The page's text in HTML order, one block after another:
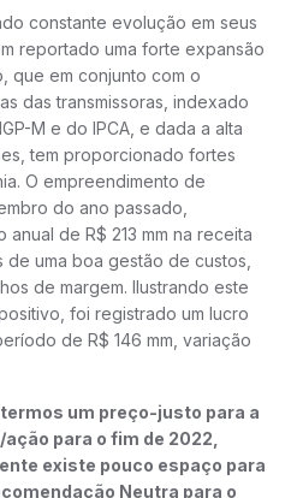
constante evolução em seus
reportado uma forte expansão
que em conjunto com o
das transmissoras, indexado
M e do IPCA, e dada a alta
tem proporcionado fortes
O empreendimento de
do ano passado,
anual de R$ 213 mm na receita
uma boa gestão de custos,
de margem. Ilustrando este
foi registrado um lucro
de R$ 146 mm, variação
um preço-justo para a
para o fim de 2022,
existe pouco espaço para
Neutra para o